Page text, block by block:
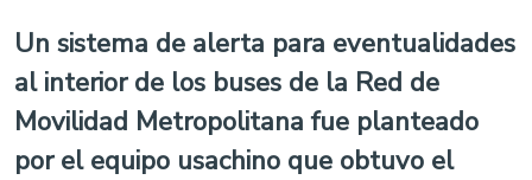
Un sistema de alerta para eventualidades
al interior de los buses de la Red de
Movilidad Metropolitana fue planteado
por el equipo usachino que obtuvo el